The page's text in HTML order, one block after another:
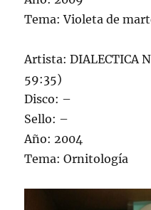
Tema: Violeta de
Artista: DIALECTICA
59:35)
Disco: –
Sello: –
Año: 2004
Tema: Ornitología